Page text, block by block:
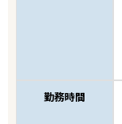
勤務時間